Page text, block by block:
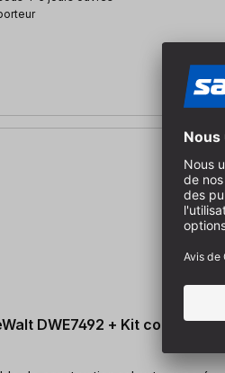
Scie sur table DeWalt